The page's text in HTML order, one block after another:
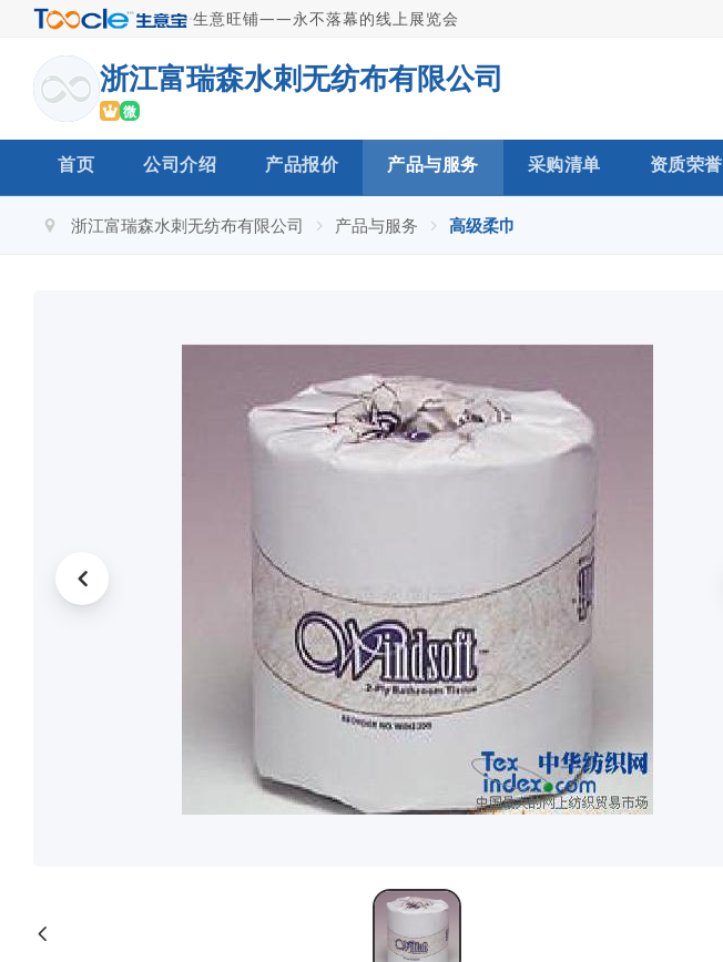
·生意旺铺——永不落幕的线上展览会
浙江富瑞森水刺无纺布有限公司
微
首页 公司介绍 产品报价 产品与服务 采购清单 资质荣誉
浙江富瑞森水刺无纺布有限公司 产品与服务 高级柔巾